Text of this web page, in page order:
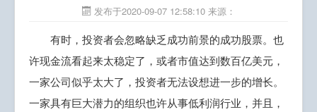
发布于2020-09-07 12:58:10 来源：
有时，投资者会忽略缺乏成功前景的成功股票。也
许现金流看起来太稳定了，或者市值达到数百亿美元，
一家公司似乎太大了，投资者无法设想进一步的增长。
一家具有巨大潜力的组织也许从事低利润行业，并且，